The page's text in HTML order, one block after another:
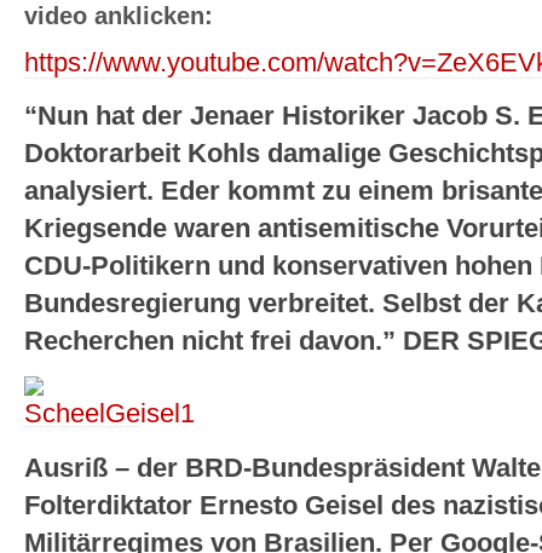
video anklicken:
https://www.youtube.com/
“Nun hat der Jenaer Historiker Jacob S.
Doktorarbeit Kohls damalige
analysiert. Eder kommt zu einem
Kriegsende waren antisemitische
CDU-Politikern und konservativen hohen
Bundesregierung verbreitet. Selbst der
Recherchen nicht frei davon.” DER
Ausriß – der BRD-Bundespräsident
Folterdiktator Ernesto Geisel des
Militärregimes von Brasilien. Per